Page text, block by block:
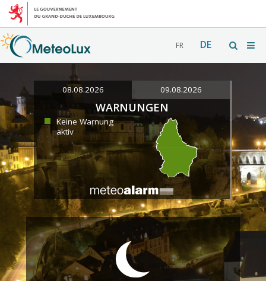
FR DE
08.08.2026 09.08.2026
WARNUNGEN
Keine Warnung
aktiv